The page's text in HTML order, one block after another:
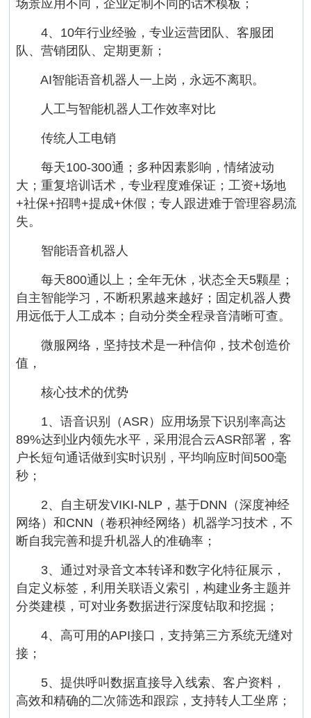
场景应用不同，企业定制不同的话术模板；
4、10年行业经验，专业运营团队、客服团
队、营销团队、定期更新；
AI智能语音机器人一上岗，永远不离职。
人工与智能机器人工作效率对比
传统人工电销
每天100-300通；多种因素影响，情绪波动
大；重复培训话术，专业程度难保证；工资+场地
+社保+招聘+提成+休假；专人跟进难于管理容易流
失。
智能语音机器人
每天800通以上；全年无休，状态全天5颗星；
自主智能学习，不断积累越来越好；固定机器人费
用远低于人工成本；自动分类全程录音清晰可查。
微服网络，坚持技术是一种信仰，技术创造价
值，
核心技术的优势
1、语音识别（ASR）应用场景下识别率高达
89%达到业内领先水平，采用混合云ASR部署，客
户长短句通话做到实时识别，平均响应时间500毫
秒；
2、自主研发VIKI-NLP，基于DNN（深度神经
网络）和CNN（卷积神经网络）机器学习技术，不
断自我完善和提升机器人的准确率；
3、通过对录音文本转译和数字化特征展示，
自定义标签，利用关联语义索引，构建业务主题并
分类建模，可对业务数据进行深度钻取和挖掘；
4、高可用的API接口，支持第三方系统无缝对
接；
5、提供呼叫数据直接导入线索、客户资料，
高效和精确的二次筛选和跟踪，支持转人工坐席；